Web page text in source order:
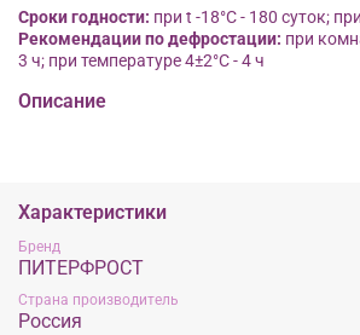
Сроки годности: при t -18°С - 180 суток;
Рекомендации по дефростации: при
3 ч; при температуре 4±2°С - 4 ч
Описание
Характеристики
Бренд
ПИТЕРФРОСТ
Страна производитель
Россия